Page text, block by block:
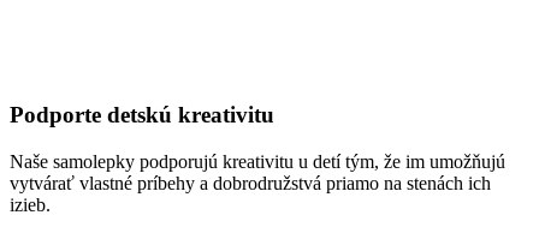
Podporte detskú kreativitu
Naše samolepky podporujú kreativitu u detí tým, že im umožňujú
vytvárať vlastné príbehy a dobrodružstvá priamo na stenách ich
izieb.